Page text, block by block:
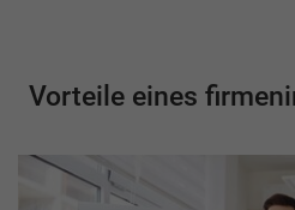
Vorteile eines